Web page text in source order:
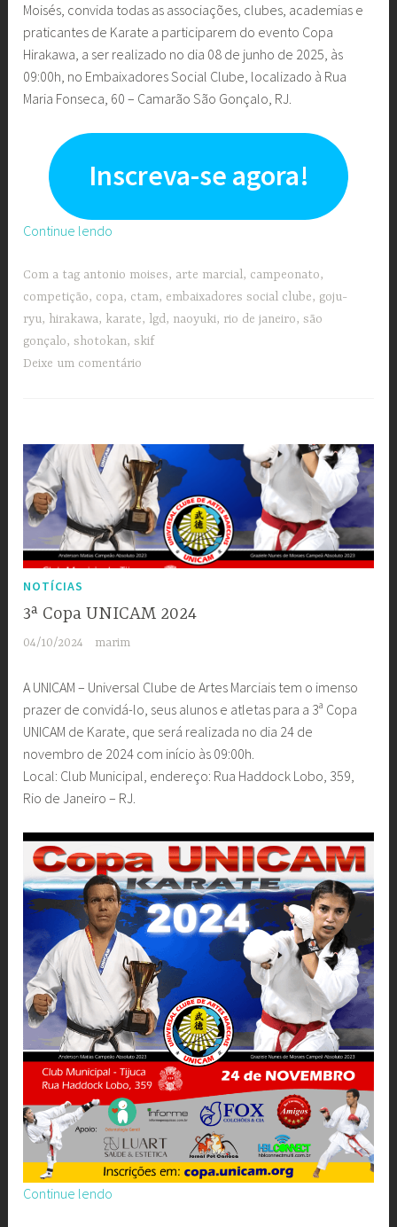
Moisés, convida todas as associações, clubes, academias e
praticantes de Karate a participarem do evento Copa
Hirakawa, a ser realizado no dia 08 de junho de 2025, às
09:00h, no Embaixadores Social Clube, localizado à Rua
Maria Fonseca, 60 – Camarão São Gonçalo, RJ.
Inscreva-se agora!
Continue lendo
Com a tag antonio moises, arte marcial, campeonato,
competição, copa, ctam, embaixadores social clube, goju-
ryu, hirakawa, karate, lgd, naoyuki, rio de janeiro,são
gonçalo,shotokan,skif
Deixe um comentário
NOTÍCIAS
3ª Copa UNICAM 2024
04/10/2024 marim
A UNICAM – Universal Clube de Artes Marciais tem o imenso
prazer de convidá-lo, seus alunos e atletas para a 3ª Copa
UNICAM de Karate, que será realizada no dia 24 de
novembro de 2024 com início às 09:00h.
Local: Club Municipal, endereço: Rua Haddock Lobo, 359,
Rio de Janeiro – RJ.
Continue lendo